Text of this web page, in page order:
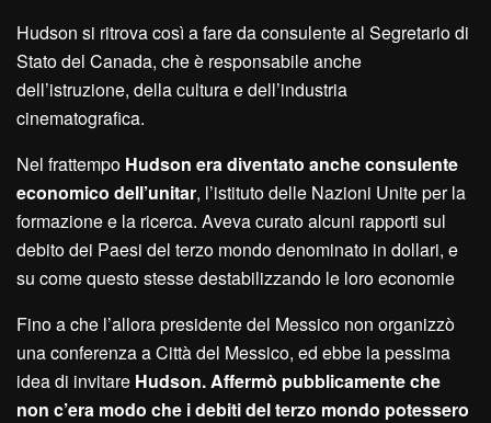
Hudson si ritrova così a fare da consulente al Segretario di
Stato del Canada, che è responsabile anche
dell’istruzione, della cultura e dell’industria
cinematografica.
Nel frattempo Hudson era diventato anche consulente
economico dell’unitar, l’istituto delle Nazioni Unite per la
formazione e la ricerca. Aveva curato alcuni rapporti sul
debito dei Paesi del terzo mondo denominato in dollari, e
su come questo stesse destabilizzando le loro economie
Fino a che l’allora presidente del Messico non organizzò
una conferenza a Città del Messico, ed ebbe la pessima
idea di invitare Hudson. Affermò pubblicamente che
non c’era modo che i debiti del terzo mondo potessero